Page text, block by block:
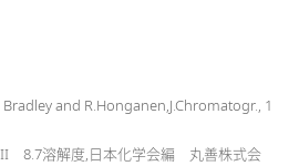
Bradley and R.Honganen,J.Chromatogr., 1
8.7溶解度,日本化学会編 丸善株式会